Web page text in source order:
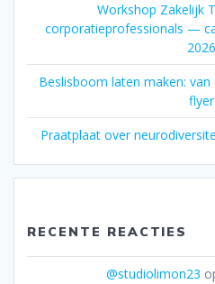
Workshop Zakelijk
corporatieprofessionals —
2026
Beslisboom laten maken:
flyer
Praatplaat over
RECENTE REACTIES
@studiolimon23